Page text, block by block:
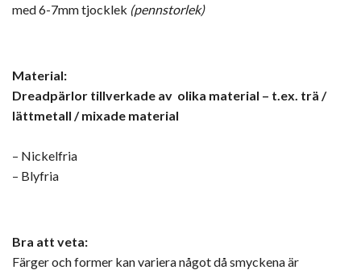
med 6-7mm tjocklek (pennstorlek)
Material:
Dreadpärlor tillverkade av olika material – t.ex. trä /
lättmetall / mixade material
– Nickelfria
– Blyfria
Bra att veta:
Färger och former kan variera något då smyckena är